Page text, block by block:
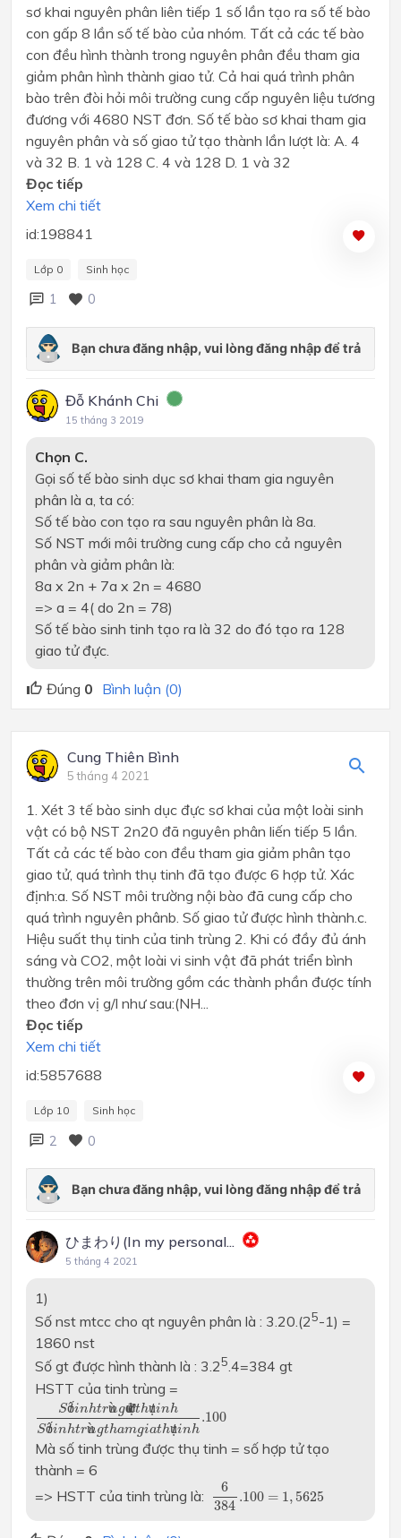
sơ khai nguyên phân liên tiếp 1 số lần tạo ra số tế bào
con gấp 8 lần số tế bào của nhóm. Tất cả các tế bào
con đều hình thành trong nguyên phân đều tham gia
giảm phân hình thành giao tử. Cả hai quá trình phân
bào trên đòi hỏi môi trường cung cấp nguyên liệu tương
đương với 4680 NST đơn. Số tế bào sơ khai tham gia
nguyên phân và số giao tử tạo thành lần lượt là: A. 4
và 32 B. 1 và 128 C. 4 và 128 D. 1 và 32
Đọc tiếp
Xem chi tiết
id:198841
Lớp 0 Sinh học
1 0
Đỗ Khánh Chi
15 tháng 3 2019
Chọn C.
Gọi số tế bào sinh dục sơ khai tham gia nguyên
phân là a, ta có:
Số tế bào con tạo ra sau nguyên phân là 8a.
Số NST mới môi trường cung cấp cho cả nguyên
phân và giảm phân là:
8a x 2n + 7a x 2n = 4680
=> a = 4( do 2n = 78)
Số tế bào sinh tinh tạo ra là 32 do đó tạo ra 128
giao tử đực.
Đúng 0 Bình luận (0)
Cung Thiên Bình
5 tháng 4 2021
1. Xét 3 tế bào sinh dục đực sơ khai của một loài sinh
vật có bộ NST 2n20 đã nguyên phân liến tiếp 5 lần.
Tất cả các tế bào con đều tham gia giảm phân tạo
giao tử, quá trình thụ tinh đã tạo được 6 hợp tử. Xác
định:a. Số NST môi trường nội bào đã cung cấp cho
quá trình nguyên phânb. Số giao tử được hình thành.c.
Hiệu suất thụ tinh của tinh trùng 2. Khi có đầy đủ ánh
sáng và CO2, một loài vi sinh vật đã phát triển bình
thường trên môi trường gồm các thành phần được tính
theo đơn vị g/l như sau:(NH...
Đọc tiếp
Xem chi tiết
id:5857688
Lớp 10 Sinh học
2 0
ひまわり(In my personal...
5 tháng 4 2021
1)
Số nst mtcc cho qt nguyên phân là : 3.20.(25-1) =
1860 nst
Số gt được hình thành là : 3.25.4=384 gt
HSTT của tinh trùng =
Số
tinhtrù
ngđ
ư
ợ
cthụ
tinh
Số
tinhtrù
ngthamgiathụ
tinh
.100
Sốt inhtrùn gđ ư ợcthụt n
Mà số tinh trùng được thụ tinh = số hợp tử tạo
thành = 6
=> HSTT của tinh trùng là:
6
384
.100 = 1, 5625
384